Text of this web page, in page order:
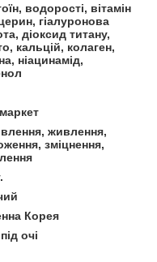
водорості, вітамін
гіалуронова
діоксид титану,
кальцій, колаген,
ніацинамід,
живлення,
зміцнення,
Корея
очі